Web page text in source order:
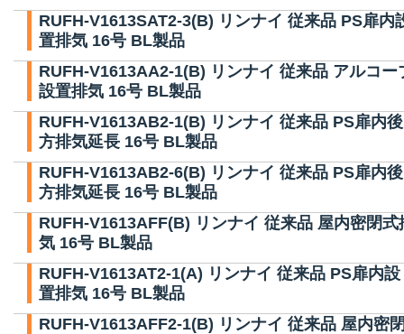
RUFH-V1613SAT2-3(B) リンナイ 従来品 PS扉内
置排気 16号 BL製品
RUFH-V1613AA2-1(B) リンナイ 従来品 アルコー
設置排気 16号 BL製品
RUFH-V1613AB2-1(B) リンナイ 従来品 PS扉内後
方排気延長 16号 BL製品
RUFH-V1613AB2-6(B) リンナイ 従来品 PS扉内後
方排気延長 16号 BL製品
RUFH-V1613AFF(B) リンナイ 従来品 屋内密閉式
気 16号 BL製品
RUFH-V1613AT2-1(A) リンナイ 従来品 PS扉内設
置排気 16号 BL製品
RUFH-V1613AFF2-1(B) リンナイ 従来品 屋内密